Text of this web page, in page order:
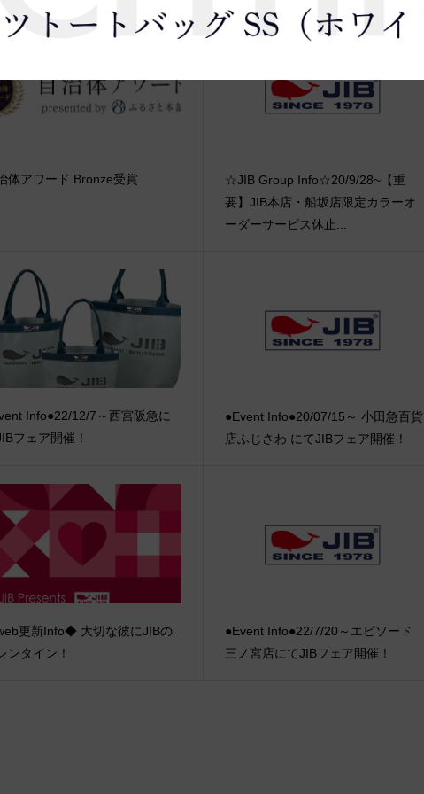
体アワード Bronze受賞
☆JIB Group Info☆20/9/28~【重
要】JIB本店・船坂店限定カラーオ
ーダーサービス休止...
Info●22/12/7～西宮阪急に
フェア開催！
●Event Info●20/07/15～ 小田急百貨
店ふじさわ にてJIBフェア開催！
更新Info◆ 大切な彼にJIBの
ンタイン！
●Event Info●22/7/20～エピソード
三ノ宮店にてJIBフェア開催！